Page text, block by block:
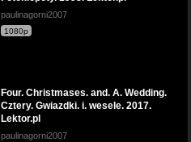
paulinagorni2007
1080p
Four. Christmases. and. A. Wedding.
Cztery. Gwiazdki. i. wesele. 2017.
Lektor.pl
paulinagorni2007